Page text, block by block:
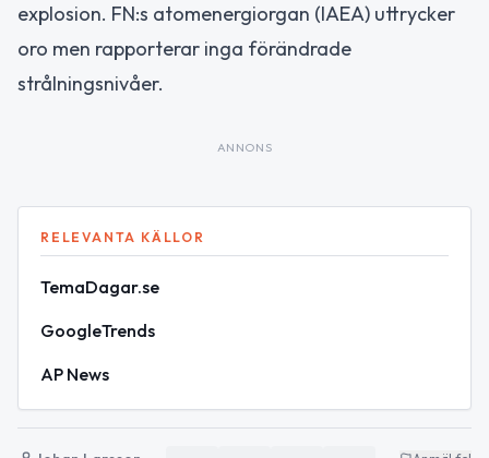
explosion. FN:s atomenergiorgan (IAEA) uttrycker
oro men rapporterar inga förändrade
strålningsnivåer.
ANNONS
RELEVANTA KÄLLOR
TemaDagar.se
GoogleTrends
AP News